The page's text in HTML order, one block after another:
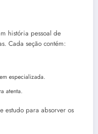
história pessoal de
Cada seção contém:
especializada.
atenta.
estudo para absorver os